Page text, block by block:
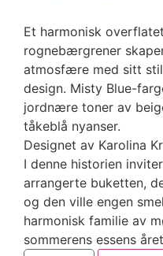
Et harmonisk
rognebærgrener
atmosfære med sitt
design. Misty Blue-
jordnære toner av
tåkeblå nyanser.
Designet av Karolina
I denne historien
arrangerte buketten,
og den ville engen
harmonisk familie av
sommerens essens